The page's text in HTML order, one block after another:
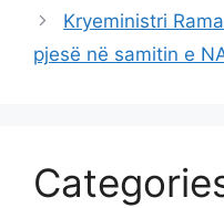
Kryeministri
pjesë në samitin e